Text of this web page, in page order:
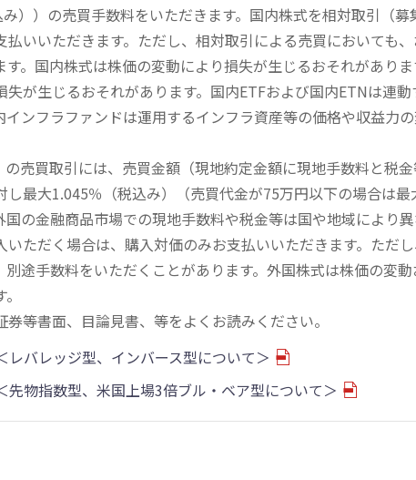
））の売買手数料をいただきます。国内株式を相対取引（募
いいただきます。ただし、相対取引による売買においても
。国内株式は株価の変動により損失が生じるおそれがあり
が生じるおそれがあります。国内ETFおよび国内ETNは連
ンフラファンドは運用するインフラ資産等の価格や収益力
売買取引には、売買金額（現地約定金額に現地手数料と税
最大1.045％（税込み）（売買代金が75万円以下の場合は
の金融商品市場での現地手数料や税金等は国や地域により
ただく場合は、購入対価のみお支払いいただきます。ただ
途手数料をいただくことがあります。外国株式は株価の変
等書面、目論見書、等をよくお読みください。
バレッジ型、インバース型について＞
物指数型、米国上場3倍ブル・ベア型について＞